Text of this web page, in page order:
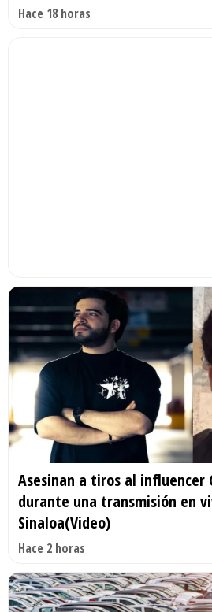
Hace 18 horas
Asesinan a tiros al influencer
durante una transmisión en
Sinaloa(Video)
Hace 2 horas